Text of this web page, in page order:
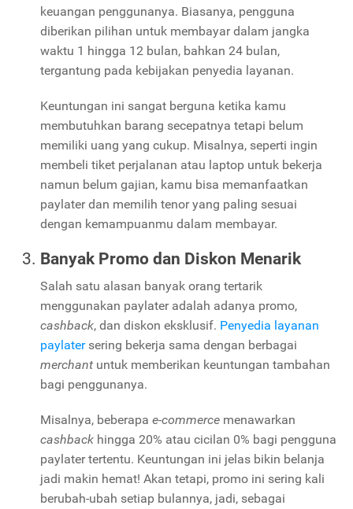
keuangan penggunanya. Biasanya, pengguna
diberikan pilihan untuk membayar dalam jangka
waktu 1 hingga 12 bulan, bahkan 24 bulan,
tergantung pada kebijakan penyedia layanan.
Keuntungan ini sangat berguna ketika kamu
membutuhkan barang secepatnya tetapi belum
memiliki uang yang cukup. Misalnya, seperti ingin
membeli tiket perjalanan atau laptop untuk bekerja
namun belum gajian, kamu bisa memanfaatkan
paylater dan memilih tenor yang paling sesuai
dengan kemampuanmu dalam membayar.
Banyak Promo dan Diskon Menarik
Salah satu alasan banyak orang tertarik
menggunakan paylater adalah adanya promo,
cashback, dan diskon eksklusif. Penyedia layanan
paylater sering bekerja sama dengan berbagai
merchant untuk memberikan keuntungan tambahan
bagi penggunanya.
Misalnya, beberapa e-commerce menawarkan
cashback hingga 20% atau cicilan 0% bagi pengguna
paylater tertentu. Keuntungan ini jelas bikin belanja
jadi makin hemat! Akan tetapi, promo ini sering kali
berubah-ubah setiap bulannya, jadi, sebagai